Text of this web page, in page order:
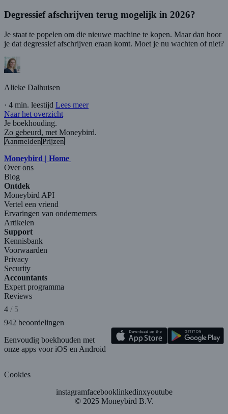
Degressief afschrijven terug mogelijk in 2026?
Je staat te popelen om die nieuwe machine te kopen. Maar dan hoor
je dat degressief afschrijven eraan komt. Moet je nu wachten of niet?
Alieke Dalhuisen
· 4 min. leestijd Lees meer
Naar het overzicht